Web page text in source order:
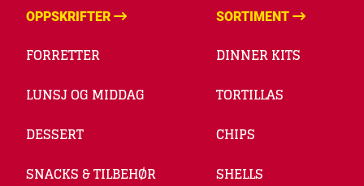
OPPSKRIFTER
FORRETTER
LUNSJ OG MIDDAG
DESSERT
SNACKS & TILBEHØR
SORTIMENT
DINNER KITS
TORTILLAS
CHIPS
SHELLS